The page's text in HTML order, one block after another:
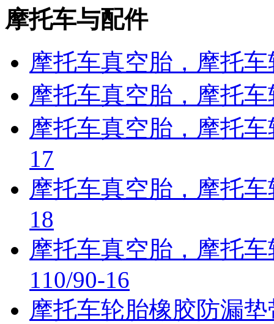
摩托车与配件
摩托车真空胎，摩托
摩托车真空胎，摩托
摩托车真空胎，摩托
17
摩托车真空胎，摩托
18
摩托车真空胎，摩托
110/90-16
摩托车轮胎橡胶防漏